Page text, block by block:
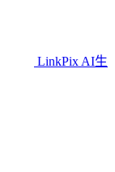
LinkPix AI生